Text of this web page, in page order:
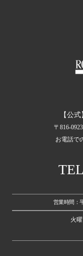
【公
〒816-
お電話で
営業時間：
火